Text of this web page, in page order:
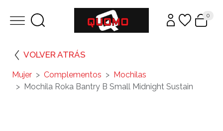
0
VOLVER ATRÁS
Mujer Complementos
Mochilas
Mochila Roka Bantry B Small Midnight Sustain